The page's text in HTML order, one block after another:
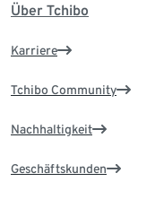
Über Tchibo
Karriere
Tchibo Community
Nachhaltigkeit
Geschäftskunden